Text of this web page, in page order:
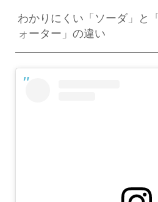
わかりにくい「ソーダ」と
ォーター」の違い